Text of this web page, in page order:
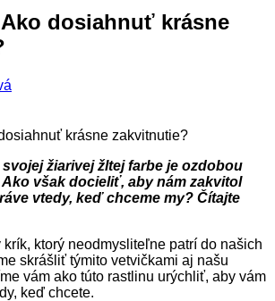
dosiahnuť krásne
žiarivej žltej farbe je ozdobou
však docieliť, aby nám zakvitol
vtedy, keď chceme my? Čítajte
ktorý neodmysliteľne patrí do našich
skrášliť týmito vetvičkami aj našu
vám ako túto rastlinu urýchliť, aby vám
keď chcete.